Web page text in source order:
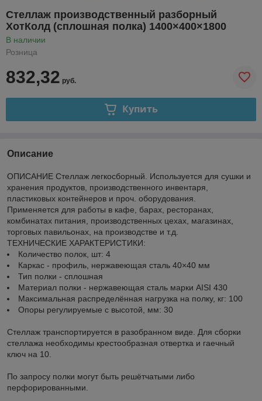
Стеллаж производственный разборный
ХотКолд (сплошная полка) 1400×400×1800
В наличии
Розница
832,32 руб.
Купить
Описание
ОПИСАНИЕ Стеллаж легкосборный. Используется для сушки и
хранения продуктов, производственного инвентаря,
пластиковых контейнеров и проч. оборудования.
Применяется для работы в кафе, барах, ресторанах,
комбинатах питания, производственных цехах, магазинах,
торговых павильонах, на производстве и т.д.
ТЕХНИЧЕСКИЕ ХАРАКТЕРИСТИКИ:
Количество полок, шт: 4
Каркас - профиль, нержавеющая сталь 40×40 мм
Тип полки - сплошная
Материал полки - нержавеющая сталь марки AISI 430
Максимальная распределённая нагрузка на полку, кг: 100
Опоры регулируемые с высотой, мм: 30
Стеллаж транспортируется в разобранном виде. Для сборки
стеллажа необходимы крестообразная отвертка и гаечный
ключ на 10.
По запросу полки могут быть решётчатыми либо
перфорированными.